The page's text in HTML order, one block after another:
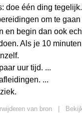
doe één ding tegelijk.
om te
en begin dan ook
Als je 10
uur tijd. ...
...
van bron